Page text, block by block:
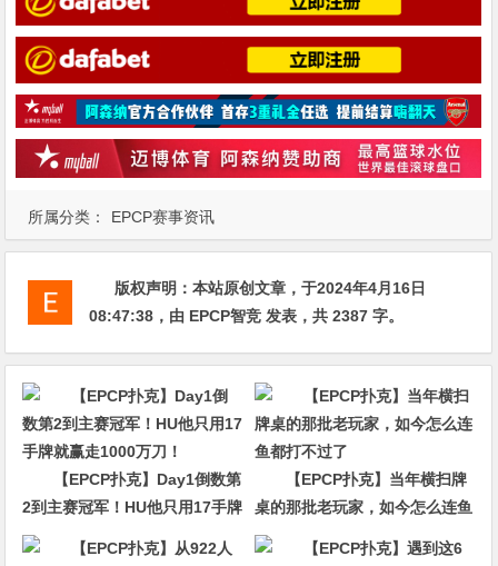
所属分类： EPCP赛事资讯
版权声明：本站原创文章，于2024年4月16日
08:47:38 ，由 EPCP智竞 发表，共 2387 字。
【EPCP扑克】Day1倒数第
2到主赛冠军！HU他只用17手牌
就赢走1000万刀！
【EPCP扑克】当年横扫牌
桌的那批老玩家，如今怎么连鱼
都打不过了